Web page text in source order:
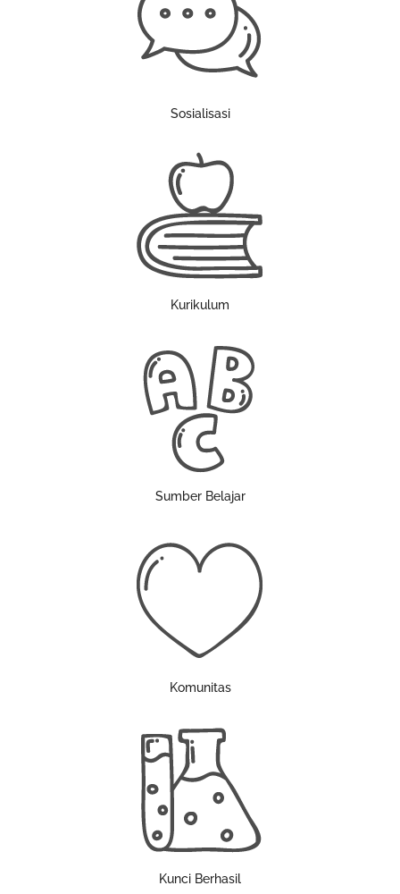
Sosialisasi
Kurikulum
Sumber Belajar
Komunitas
Kunci Berhasil